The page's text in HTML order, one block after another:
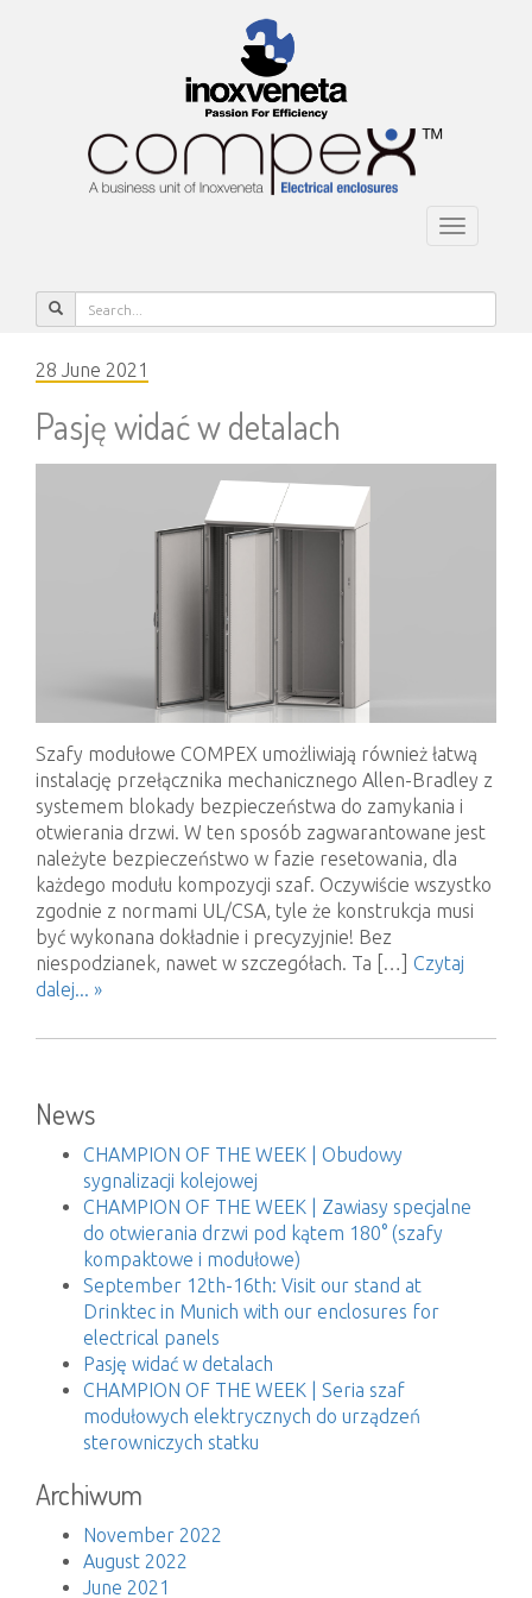
Toggle
28 June 2021
Pasję widać w detalach
Szafy modułowe COMPEX umożliwiają również łatwą
instalację przełącznika mechanicznego Allen-Bradley z
systemem blokady bezpieczeństwa do zamykania i
otwierania drzwi. W ten sposób zagwarantowane jest
należyte bezpieczeństwo w fazie resetowania, dla
każdego modułu kompozycji szaf. Oczywiście wszystko
zgodnie z normami UL/CSA, tyle że konstrukcja musi
być wykonana dokładnie i precyzyjnie! Bez
niespodzianek, nawet w szczegółach. Ta […] Czytaj
dalej... »
News
CHAMPION OF THE WEEK | Obudowy
sygnalizacji kolejowej
CHAMPION OF THE WEEK | Zawiasy specjalne
do otwierania drzwi pod kątem 180° (szafy
kompaktowe i modułowe)
September 12th-16th: Visit our stand at
Drinktec in Munich with our enclosures for
electrical panels
Pasję widać w detalach
CHAMPION OF THE WEEK | Seria szaf
modułowych elektrycznych do urządzeń
sterowniczych statku
Archiwum
November 2022
August 2022
June 2021